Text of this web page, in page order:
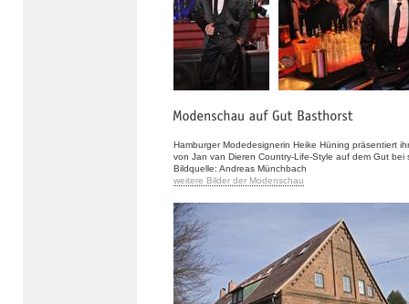
Hamburger Modedesignerin Heike Hüning präsentiert
von Jan van Dieren Country-Life-Style auf dem Gut bei
Bildquelle: Andreas Münchbach
weitere Bilder der Modenschau